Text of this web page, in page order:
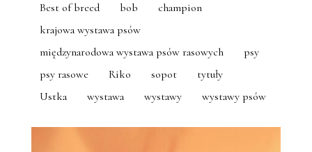
Best of breed bob
champion
krajowa wystawa psów
międzynarodowa wystawa psów rasowych
psy
psy rasowe
Riko sopot
tytuły
Ustka
wystawa wystawy wystawy psów